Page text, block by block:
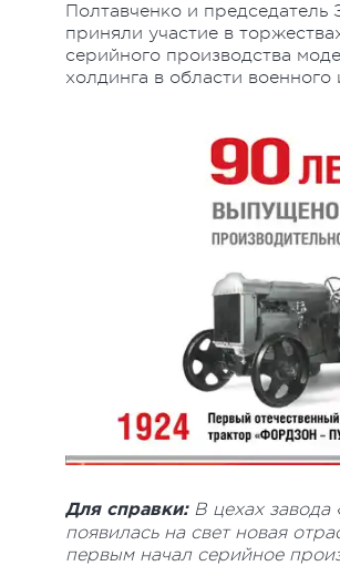
Полтавченко и
приняли участие в
серийного производства
холдинга в области
Для справки: В цехах завода
появилась на свет новая
первым начал серийное